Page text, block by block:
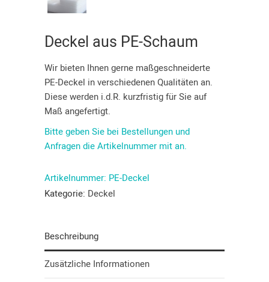
Deckel aus PE-Schaum
Wir bieten Ihnen gerne maßgeschneiderte
PE-Deckel in verschiedenen Qualitäten an.
Diese werden i.d.R. kurzfristig für Sie auf
Maß angefertigt.
Bitte geben Sie bei Bestellungen und
Anfragen die Artikelnummer mit an.
Artikelnummer: PE-Deckel
Kategorie: Deckel
Beschreibung
Zusätzliche Informationen